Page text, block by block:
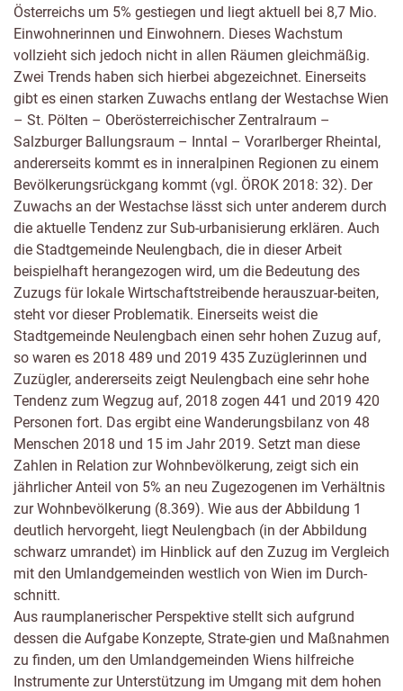
Österreichs um 5% gestiegen und liegt aktuell bei 8,7 Mio.
Einwohnerinnen und Einwohnern. Dieses Wachstum
vollzieht sich jedoch nicht in allen Räumen gleichmäßig.
Zwei Trends haben sich hierbei abgezeichnet. Einerseits
gibt es einen starken Zuwachs entlang der Westachse Wien
– St. Pölten – Oberösterreichischer Zentralraum –
Salzburger Ballungsraum – Inntal – Vorarlberger Rheintal,
andererseits kommt es in inneralpinen Regionen zu einem
Bevölkerungsrückgang kommt (vgl. ÖROK 2018: 32). Der
Zuwachs an der Westachse lässt sich unter anderem durch
die aktuelle Tendenz zur Sub-urbanisierung erklären. Auch
die Stadtgemeinde Neulengbach, die in dieser Arbeit
beispielhaft herangezogen wird, um die Bedeutung des
Zuzugs für lokale Wirtschaftstreibende herauszuar-beiten,
steht vor dieser Problematik. Einerseits weist die
Stadtgemeinde Neulengbach einen sehr hohen Zuzug auf,
so waren es 2018 489 und 2019 435 Zuzüglerinnen und
Zuzügler, andererseits zeigt Neulengbach eine sehr hohe
Tendenz zum Wegzug auf, 2018 zogen 441 und 2019 420
Personen fort. Das ergibt eine Wanderungsbilanz von 48
Menschen 2018 und 15 im Jahr 2019. Setzt man diese
Zahlen in Relation zur Wohnbevölkerung, zeigt sich ein
jährlicher Anteil von 5% an neu Zugezogenen im Verhältnis
zur Wohnbevölkerung (8.369). Wie aus der Abbildung 1
deutlich hervorgeht, liegt Neulengbach (in der Abbildung
schwarz umrandet) im Hinblick auf den Zuzug im Vergleich
mit den Umlandgemeinden westlich von Wien im Durch-
schnitt.
Aus raumplanerischer Perspektive stellt sich aufgrund
dessen die Aufgabe Konzepte, Strate-gien und Maßnahmen
zu finden, um den Umlandgemeinden Wiens hilfreiche
Instrumente zur Unterstützung im Umgang mit dem hohen